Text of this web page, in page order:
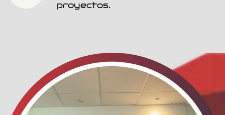
proyectos.